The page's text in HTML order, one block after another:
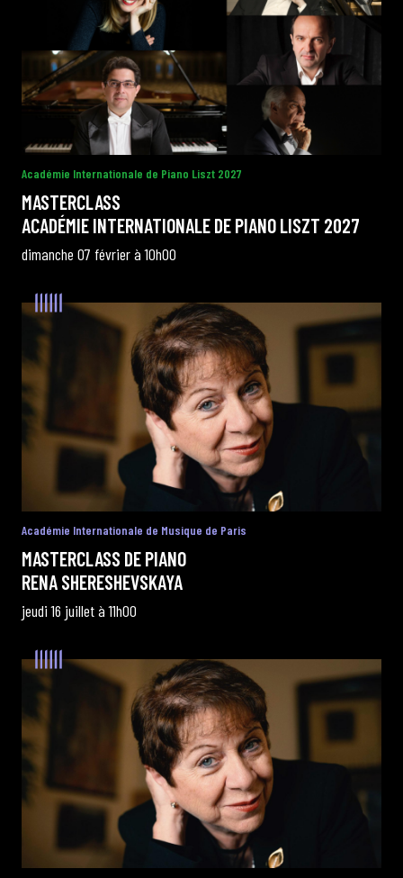
Académie Internationale de Piano Liszt 2027
MASTERCLASS
ACADÉMIE INTERNATIONALE DE PIANO LISZT 2027
dimanche 07 février à 10h00
Académie Internationale de Musique de Paris
MASTERCLASS DE PIANO
RENA SHERESHEVSKAYA
jeudi 16 juillet à 11h00